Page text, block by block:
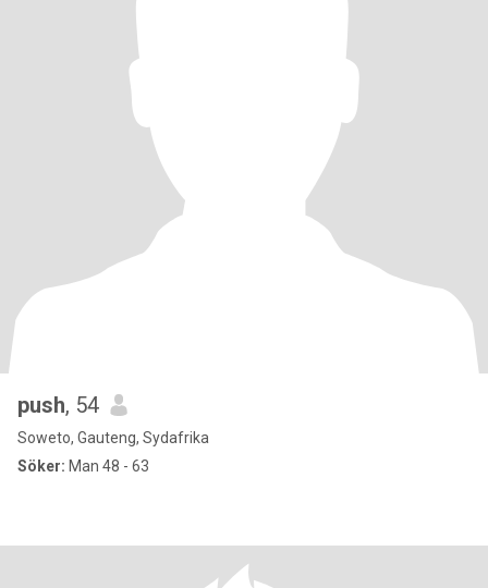
push, 54
Soweto, Gauteng, Sydafrika
Söker: Man 48 - 63